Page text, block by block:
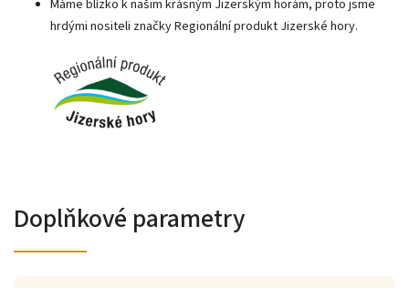
Máme blízko k našim krásným Jizerským horám, proto jsme
hrdými nositeli značky Regionální produkt Jizerské hory.
Doplňkové parametry